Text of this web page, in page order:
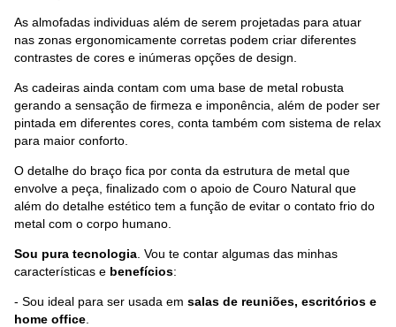
As almofadas individuas além de serem projetadas para atuar
nas zonas ergonomicamente corretas podem criar diferentes
contrastes de cores e inúmeras opções de design.
As cadeiras ainda contam com uma base de metal robusta
gerando a sensação de firmeza e imponência, além de poder ser
pintada em diferentes cores, conta também com sistema de relax
para maior conforto.
O detalhe do braço fica por conta da estrutura de metal que
envolve a peça, finalizado com o apoio de Couro Natural que
além do detalhe estético tem a função de evitar o contato frio do
metal com o corpo humano.
Sou pura tecnologia . Vou te contar algumas das minhas
características e benefícios:
- Sou ideal para ser usada em salas de reuniões, escritórios e
home office